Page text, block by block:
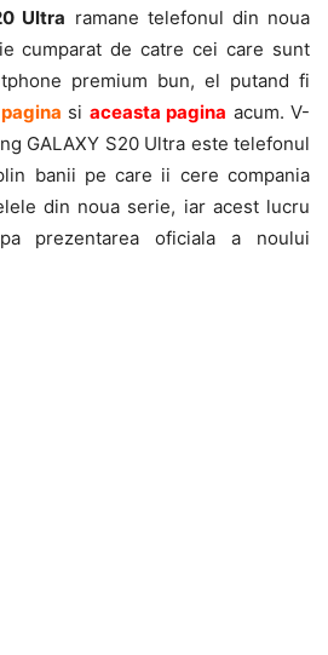
Ultra ramane telefonul din noua
cumparat de catre cei care sunt
premium bun, el putand fi
si aceasta pagina acum. V-
GALAXY S20 Ultra este telefonul
banii pe care ii cere compania
din noua serie, iar acest lucru
prezentarea oficiala a noului